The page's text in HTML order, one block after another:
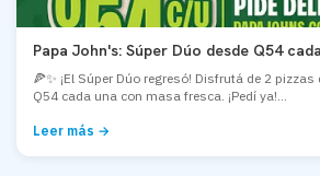
Papa John's: Súper Dúo desde Q54
🍕✨ ¡El Súper Dúo regresó! Disfrutá de 2
Q54 cada una con masa fresca. ¡Pedí ya!...
Leer más →